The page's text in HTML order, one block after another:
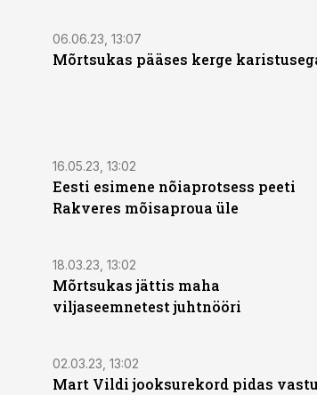
06.06.23, 13:07
Mõrtsukas pääses kerge
16.05.23, 13:02
Eesti esimene nõiaprotsess peeti
Rakveres mõisaproua üle
18.03.23, 13:02
Mõrtsukas jättis maha
viljaseemnetest juhtnööri
02.03.23, 13:02
Mart Vildi jooksurekord pidas vastu